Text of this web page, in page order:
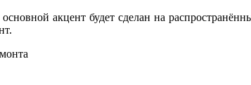
акцент будет сделан на